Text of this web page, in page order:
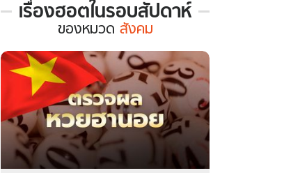
เรื่องฮอตในรอบสัปดาห์
เรื่อง
ใน
รอบ
สัปดาห์
หมวด
สังคม
ของหมวด สังคม